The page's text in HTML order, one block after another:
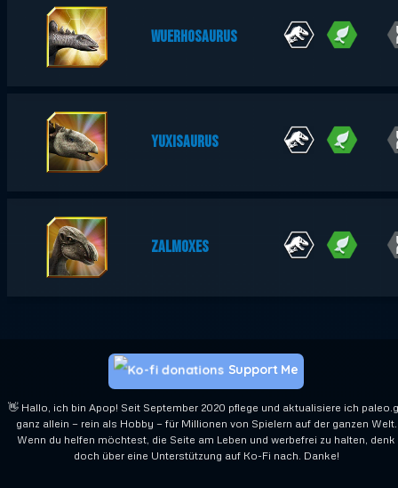
WUERHOSAURUS
YUXISAURUS
ZALMOXES
👋 Hallo, ich bin Apop! Seit September 2020 pflege und aktualisiere ich
ganz allein — rein als Hobby — für Millionen von Spielern auf der ganzen Welt.
Wenn du helfen möchtest, die Seite am Leben und werbefrei zu halten, denk
doch über eine Unterstützung auf Ko-Fi nach. Danke!
Support Me